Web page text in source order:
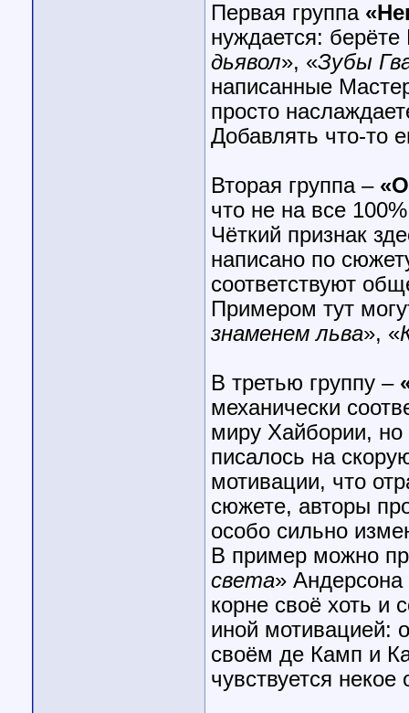
Первая группа
нуждается: берёте
дьявол», «Зубы
написанные
просто
Добавлять что-
Вторая группа –
что не на все
Чёткий признак
написано по
соответствуют
Примером тут
знаменем льва», «
В третью группу –
механически
миру Хайбории, но
писалось на
мотивации, что
сюжете, авторы
особо сильно
В пример можно
света»
корне своё хоть и
иной мотивацией:
своём де Камп и
чувствуется